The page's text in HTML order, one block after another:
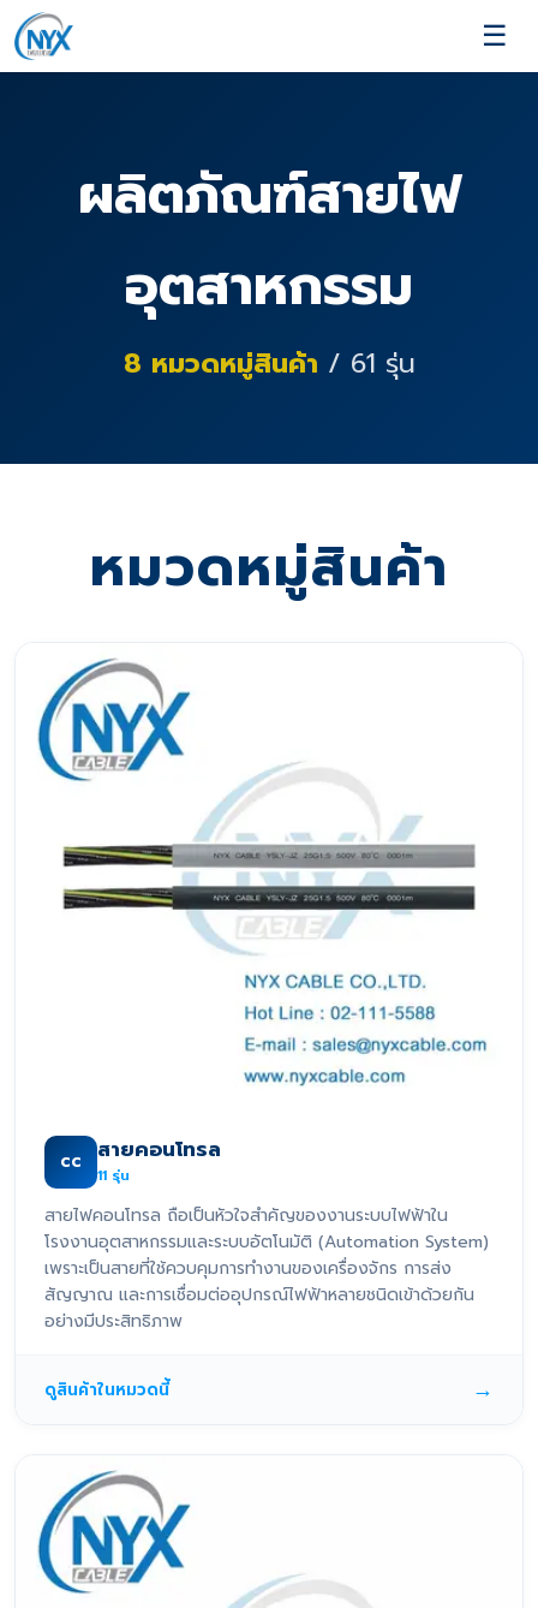
☰
ผลิตภัณฑ์สายไฟ
อุตสาหกรรม
8 หมวดหมู่สินค้า / 61 รุ่น
หมวดหมู่สินค้า
CC สายคอนโทรล
11 รุ่น
สายไฟคอนโทรล ถือเป็นหัวใจสำคัญของงานระบบไฟฟ้าใน
โรงงานอุตสาหกรรมและระบบอัตโนมัติ (Automation System)
เพราะเป็นสายที่ใช้ควบคุมการทำงานของเครื่องจักร การส่ง
สัญญาณ และการเชื่อมต่ออุปกรณ์ไฟฟ้าหลายชนิดเข้าด้วยกัน
อย่างมีประสิทธิภาพ
ดูสินค้าในหมวดนี้ →